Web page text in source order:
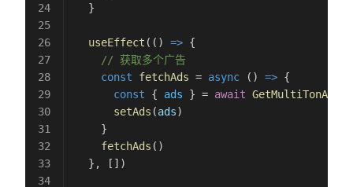
  }
  useEffect
(() => {
    // 获取多个广告
    const
fetchAds = async () => {
      const
{ ads } = await GetMultiTonAd
      setAds
(ads)
    }
    fetchAds
()
  }, [])